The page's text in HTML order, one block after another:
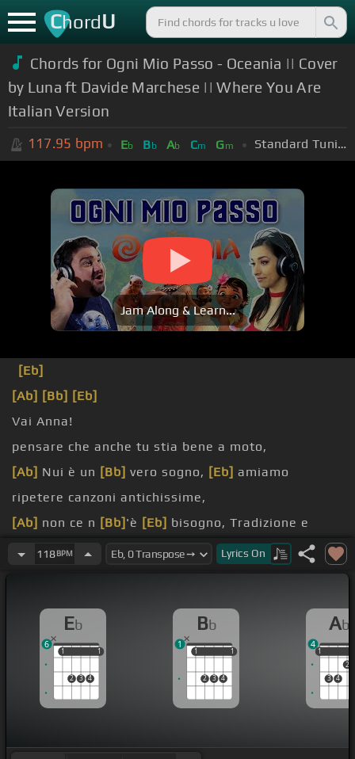
ChordU
Chords for Ogni Mio Passo - Oceania || Cover
by Luna ft Davide Marchese || Where You Are
Italian Version
117.95 bpm Eb Bb Ab Cm Gm Standard Tuning (EADGBE)
Jam Along & Learn...
[Eb]
[Ab] [Bb] [Eb]
Vai Anna!
pensare che anche tu stia bene a moto,
[Ab] Nui è un [Bb] vero sogno, [Eb] amiamo
ripetere canzoni antichissime,
[Ab] non ce n [Bb] 'è [Eb] bisogno, Tradizione e
passione ci emozionano e ci piacciono,
qui, Il cibo non manca
così,[Eb] [Cm]ciani!
118BPM Lyrics On
Eb
1
2 3 4
1
1 1
6
Bb
1
2 3 4
1
1 1
1
Ab
1
3 4
2
1
4